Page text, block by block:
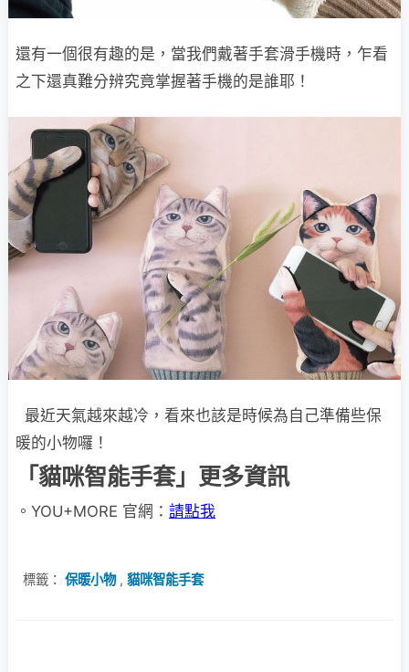
還有一個很有趣的是，當我們戴著手套滑手機時，乍看
之下還真難分辨究竟掌握著手機的是誰耶！
最近天氣越來越冷，看來也該是時候為自己準備些保
暖的小物囉！
「貓咪智能手套」更多資訊
。YOU+MORE 官網： 請點我
標籤： 保暖小物, 貓咪智能手套